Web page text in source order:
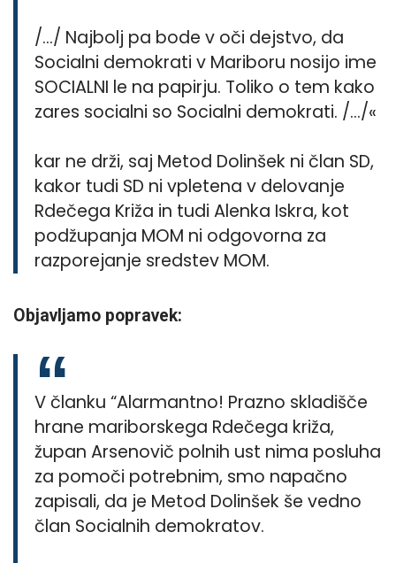
/…/ Najbolj pa bode v oči dejstvo, da
Socialni demokrati v Mariboru nosijo ime
SOCIALNI le na papirju. Toliko o tem kako
zares socialni so Socialni demokrati. /…/«
kar ne drži, saj Metod Dolinšek ni član SD,
kakor tudi SD ni vpletena v delovanje
Rdečega Križa in tudi Alenka Iskra, kot
podžupanja MOM ni odgovorna za
razporejanje sredstev MOM.
Objavljamo popravek:
V članku “Alarmantno! Prazno skladišče
hrane mariborskega Rdečega križa,
župan Arsenovič polnih ust nima posluha
za pomoči potrebnim, smo napačno
zapisali, da je Metod Dolinšek še vedno
član Socialnih demokratov.